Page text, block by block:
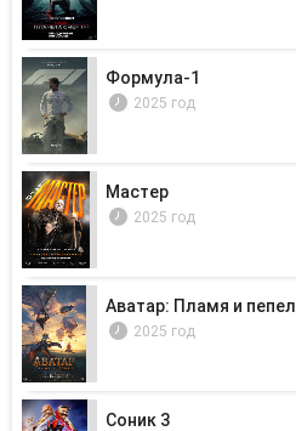
Формула-1
2025 год
Мастер
2025 год
Аватар: Пламя и пепел
2025 год
Соник 3